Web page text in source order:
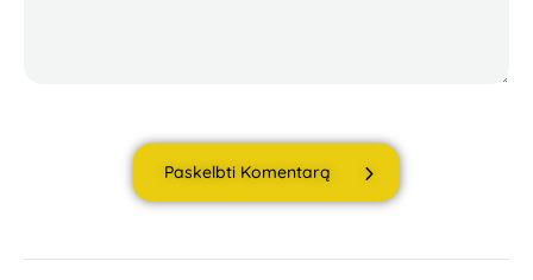
Paskelbti Komentarą